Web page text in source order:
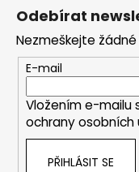
Odebírat
Nezmeškejte
E-mail
Vložením e-mailu
ochrany osobních
PŘIHLÁSIT SE